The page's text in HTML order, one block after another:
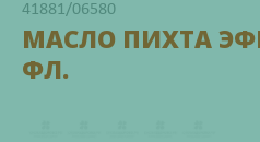
41881/06580
МАСЛО ПИХТА
ФЛ.